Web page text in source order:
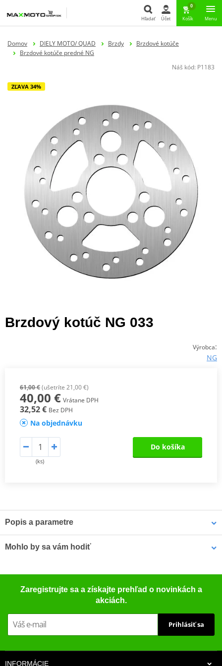
Hľadať Účet
0
Košík Menu
Domov DIELY MOTO/ QUAD Brzdy
Brzdové kotúče
Brzdové kotúče predné NG
Náš kód: P1183
ZĽAVA 34%
Brzdový kotúč NG 033
Výrobca:
NG
61,00 €(ušetríte 21,00 €)
40,00 € Vrátane DPH
32,52 € Bez DPH
Na objednávku
(ks)
Do košíka
Popis a parametre
Výrobca
Thickness (mm)
3,5
(mm)
72
Number of holes
(mm)
15,8
Mohlo by sa vám hodiť
ml (ideálny pre dielne)
Zaregistrujte sa a získajte prehľad o novinkách a
akciách.
Prihlásiť sa
INFORMÁCIE